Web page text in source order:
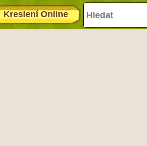
Kreslení Online